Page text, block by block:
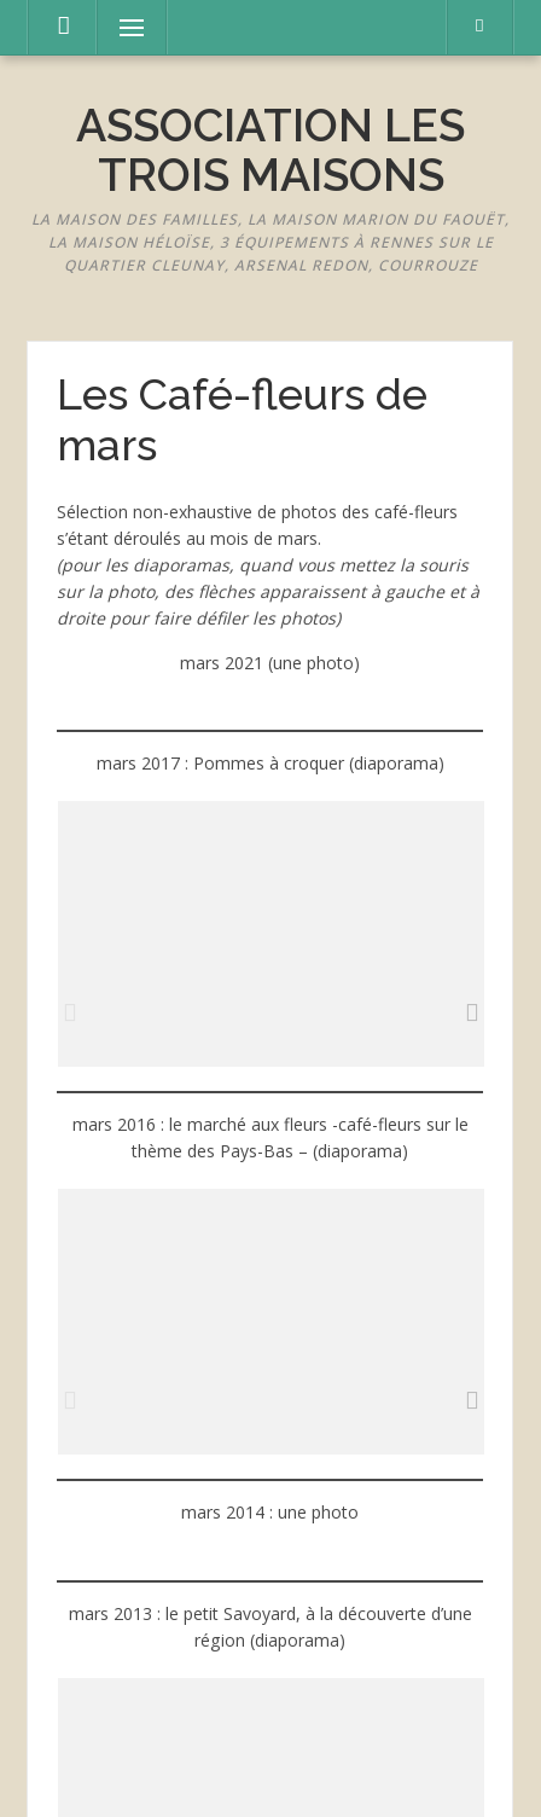
contenu
Menu
ASSOCIATION LES
TROIS MAISONS
LA MAISON DES FAMILLES, LA MAISON MARION DU FAOUËT,
LA MAISON HÉLOÏSE, 3 ÉQUIPEMENTS À RENNES SUR LE
QUARTIER CLEUNAY, ARSENAL REDON, COURROUZE
Les Café-fleurs de
mars
Sélection non-exhaustive de photos des café-fleurs
s’étant déroulés au mois de mars.
(pour les diaporamas, quand vous mettez la souris
sur la photo, des flèches apparaissent à gauche et à
droite pour faire défiler les photos)
mars 2021 (une photo)
mars 2017 : Pommes à croquer (diaporama)
mars 2016 : le marché aux fleurs -café-fleurs sur le
thème des Pays-Bas – (diaporama)
mars 2014 : une photo
mars 2013 : le petit Savoyard, à la découverte d’une
région (diaporama)